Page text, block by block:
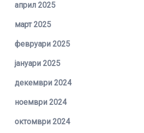
април 2025
март 2025
февруари 2025
јануари 2025
декември 2024
ноември 2024
октомври 2024